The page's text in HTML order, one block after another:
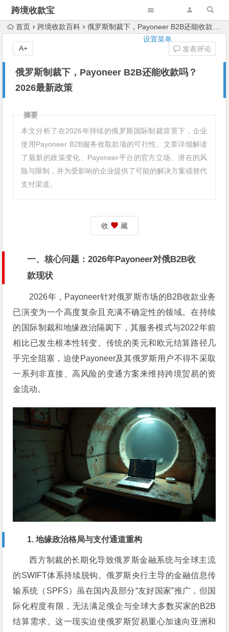
跨境收款宝
设置菜单
首页 跨境收款百科 俄罗斯制裁下，Payoneer B2B还能收款吗？2026最新政策
俄罗斯制裁下，Payoneer B2B还能收款吗？
2026最新政策
发表评论
A+
摘要
本文分析了在2026年持续的俄罗斯国际制裁背景下，企业
使用Payoneer B2B服务收取款项的可行性。文章详细解读
了最新的政策变化、Payoneer平台的官方立场、潜在的风
险与限制，并为受影响的企业提供了可能的解决方案或替代
支付渠道。
收 藏
一、核心问题：2026年Payoneer对俄B2B收
款现状
2026年，Payoneer针对俄罗斯市场的B2B收款业务
已演变为一个高度复杂且充满不确定性的领域。在持续
的国际制裁和地缘政治隔阂下，其服务模式与2022年前
相比已发生根本性转变。传统的美元和欧元结算路径几
乎完全阻塞，迫使Payoneer及其俄罗斯用户不得不采取
一系列非直接、高风险的变通方案来维持跨境贸易的资
金流动。
1. 地缘政治格局与支付通道重构
西方制裁的长期化导致俄罗斯金融系统与全球主流
的SWIFT体系持续脱钩。俄罗斯央行主导的金融信息传
输系统（SPFS）虽在国内及部分“友好国家”推广，但国
际化程度有限，无法满足俄企与全球大多数买家的B2B
结算需求。这一现实迫使俄罗斯贸易重心加速向亚洲和